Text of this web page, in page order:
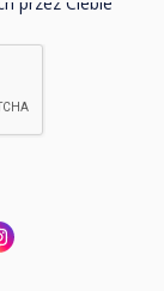
reakcje lub